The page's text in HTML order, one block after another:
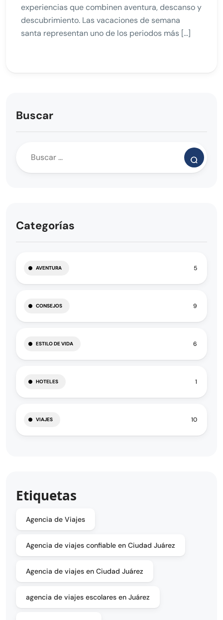
experiencias que combinen aventura, descanso y
descubrimiento. Las vacaciones de semana
santa representan uno de los periodos más […]
Buscar
Categorías
AVENTURA 5
CONSEJOS 9
ESTILO DE VIDA 6
HOTELES 1
VIAJES 10
Etiquetas
Agencia de Viajes
Agencia de viajes confiable en Ciudad Juárez
Agencia de viajes en Ciudad Juárez
agencia de viajes escolares en Juárez